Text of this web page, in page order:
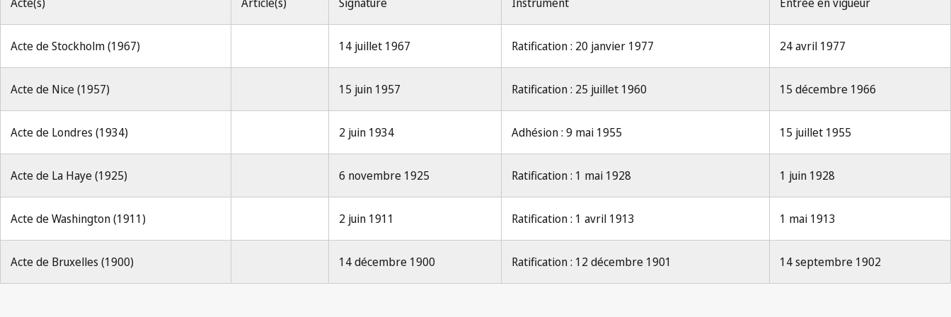
Acte de Stockholm (1967) 14 juillet 1967 Ratification : 20 janvier 1977 24 avril 1977
Acte de Nice (1957) 15 juin 1957 Ratification : 25 juillet 1960 15 décembre 1966
Acte de Londres (1934) 2 juin 1934 Adhésion : 9 mai 1955 15 juillet 1955
Acte de La Haye (1925) 6 novembre 1925 Ratification : 1 mai 1928 1 juin 1928
Acte de Washington (1911) 2 juin 1911 Ratification : 1 avril 1913 1 mai 1913
Acte de Bruxelles (1900) 14 décembre 1900 Ratification : 12 décembre 1901 14 septembre 1902